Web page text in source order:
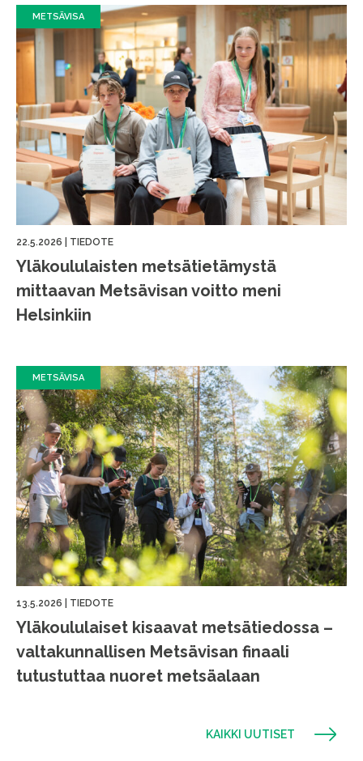
METSÄVISA
22.5.2026 TIEDOTE
Yläkoululaisten metsätietämystä
mittaavan Metsävisan voitto meni
Helsinkiin
METSÄVISA
13.5.2026 TIEDOTE
Yläkoululaiset kisaavat metsätiedossa –
valtakunnallisen Metsävisan finaali
tutustuttaa nuoret metsäalaan
KAIKKI UUTISET